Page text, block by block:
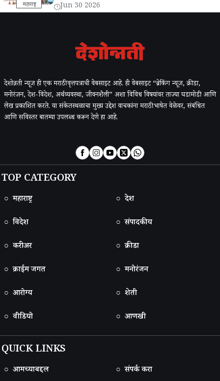
महाराष्ट्र Jun 30 2026
देशोन्नती न्यूज ही एक मराठी वृत्तपत्राची वेबसाइट आहे. ही वेबसाइट “ब्रेकिंग न्यूज, क्रीडा,
मनोरंजन, देश-विदेश, अर्थव्यवस्था, जीवनशैली” अशा विविध विषयांवर ताज्या घडामोडी आणि
लेख प्रकाशित करते. या संकेतस्थळाचा मुख्य उद्देश वाचकांना मराठी भाषेत वेळेवर, संबंधित
आणि सविस्तर बातम्या उपलब्ध करून देणे हा आहे.
TOP CATEGORY
○ महाराष्ट्र
○ देश
○ विदेश
○ संपादकीय
○ करीअर
○ क्रीडा
○ क्राईम जगत
○ मनोरंजन
○ आरोग्य
○ शेती
○ वीडियो
○ आणखी
QUICK LINKS
○ आमच्याबद्दल ○ संपर्क करा